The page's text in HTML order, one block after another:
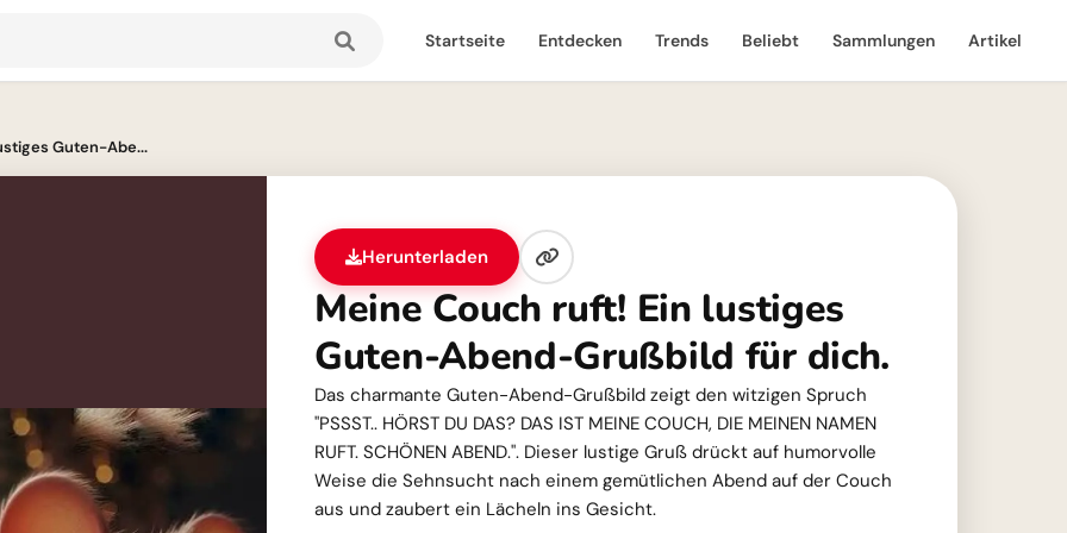
Startseite Entdecken Trends Beliebt Sammlungen Artikel
Guten-Abe...
Herunterladen
Meine Couch ruft! Ein lustiges
Guten-Abend-Grußbild für dich.
Das charmante Guten-Abend-Grußbild zeigt den witzigen Spruch
"PSSST.. HÖRST DU DAS? DAS IST MEINE COUCH, DIE MEINEN NAMEN
RUFT. SCHÖNEN ABEND.". Dieser lustige Gruß drückt auf humorvolle
Weise die Sehnsucht nach einem gemütlichen Abend auf der Couch
aus und zaubert ein Lächeln ins Gesicht.